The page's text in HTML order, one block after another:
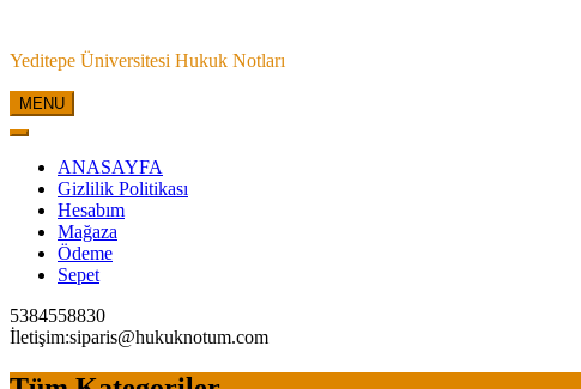
content
Yeditepe Üniversitesi Hukuk Notları
MENU
ANASAYFA
Gizlilik Politikası
Hesabım
Mağaza
Ödeme
Sepet
5384558830
İletişim:siparis@hukuknotum.com